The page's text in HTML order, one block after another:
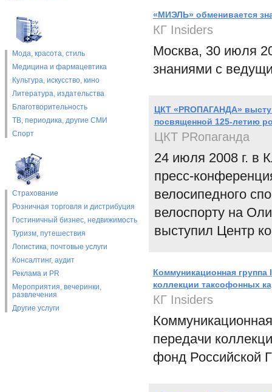
Мода, красота, стиль
Медицина и фармацевтика
Культура, искусство, кино
Литература, издательства
Благотворительность
ТВ, периодика, другие СМИ
Спорт
Страхование
Розничная торговля и дистрибуция
Гостиничный бизнес, недвижимость
Туризм, путешествия
Логистика, почтовые услуги
Консалтинг, аудит
Реклама и PR
Мероприятия, вечеринки,
развлечения
Другие услуги
«МИЭЛЬ» обменивается
КГ Insiders
Москва, 30 июля
знаниями с
ЦКТ «PRОПАГАНДА»
посвященной 125-летию
ЦКТ PRопаганда
24 июля 2008 г. в
пресс-
велосипедного
велоспорту на
выступил Центр
Коммуникационная группа
коллекции таксофонных
КГ Insiders
передачи
фонд Российской